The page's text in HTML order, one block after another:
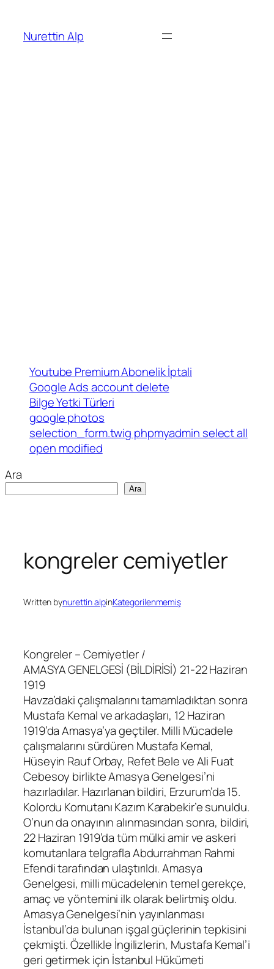
Nurettin Alp
Youtube Premium Abonelik İptali
Google Ads account delete
Bilge Yetki Türleri
google photos
selection_form.twig phpmyadmin select all
open modified
Ara
Ara
kongreler cemiyetler
Written bynurettin alpinKategorilenmemiş
Kongreler – Cemiyetler /
AMASYA GENELGESİ (BİLDİRİSİ) 21-22 Haziran
1919
Havza’daki çalışmalarını tamamladıktan sonra
Mustafa Kemal ve arkadaşları, 12 Haziran
1919’da Amasya’ya geçtiler. Milli Mücadele
çalışmalarını sürdüren Mustafa Kemal,
Hüseyin Rauf Orbay, Refet Bele ve Ali Fuat
Cebesoy birlikte Amasya Genelgesi’ni
hazırladılar. Hazırlanan bildiri, Erzurum’da 15.
Kolordu Komutanı Kazım Karabekir’e sunuldu.
O’nun da onayının alınmasından sonra, bildiri,
22 Haziran 1919’da tüm mülki amir ve askeri
komutanlara telgrafla Abdurrahman Rahmi
Efendi tarafından ulaştırıldı. Amasya
Genelgesi, milli mücadelenin temel gerekçe,
amaç ve yöntemini ilk olarak belirtmiş oldu.
Amasya Genelgesi’nin yayınlanması
İstanbul’da bulunan işgal güçlerinin tepkisini
çekmişti. Özellikle İngilizlerin, Mustafa Kemal’i
geri getirmek için İstanbul Hükümeti